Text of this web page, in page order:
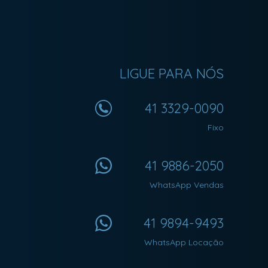
LIGUE PARA NÓS
41 3329-0090
Fixo
41 9886-2050
WhatsApp Vendas
41 9894-9493
WhatsApp Locação